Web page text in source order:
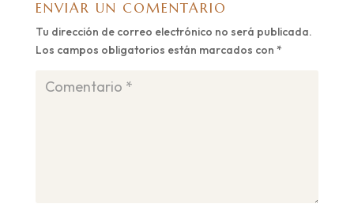
ENVIAR UN COMENTARIO
Tu dirección de correo electrónico no será publicada.
Los campos obligatorios están marcados con *